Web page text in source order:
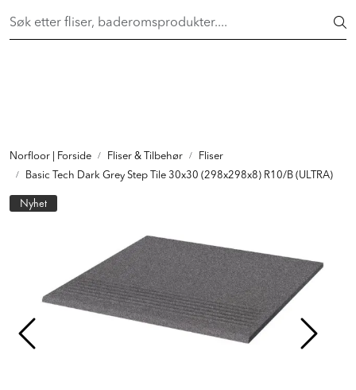
FAST LAVPRIS på en rekke fliser og baderomsprodukter. Shop
Norfloor | Forside Fliser & Tilbehør
Fliser
Basic Tech Dark Grey Step Tile 30x30 (298x298x8) R10/B (ULTRA)
Nyhet
INTERIØR
INSPIRASJON
Butikker
Proff